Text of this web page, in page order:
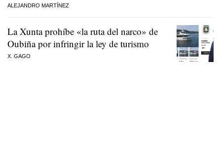
ALEJANDRO MARTÍNEZ
La Xunta prohíbe «la ruta del narco» de
Oubiña por infringir la ley de turismo
X. GAGO